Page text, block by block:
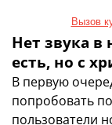
Вызов
Нет звука в
есть, но с
В первую
попробовать
пользователи